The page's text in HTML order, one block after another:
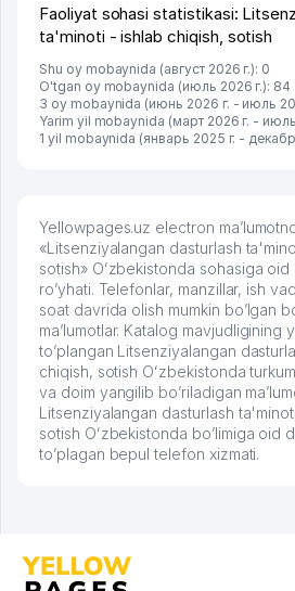
Faoliyat sohasi statistikasi:
ta'minoti - ishlab chiqish, sotish
Shu oy mobaynida (август 2026 г.): 0
O'tgan oy mobaynida (июль 2026 г.): 84
3 oy mobaynida (июнь 2026 г. - июль
Yarim yil mobaynida (март 2026 г. -
1 yil mobaynida (январь 2025 г. -
Yellowpages.uz electron
«Litsenziyalangan dasturlash
sotish» Oʻzbekistonda sohasiga oid
ro’yhati. Telefonlar, manzillar, ish
soat davrida olish mumkin bo’lgan
ma’lumotlar. Katalog mavjudligining
to’plangan Litsenziyalangan
chiqish, sotish Oʻzbekistonda
va doim yangilib bo’riladigan
Litsenziyalangan dasturlash
sotish Oʻzbekistonda bo’limiga oid
to’plagan bepul telefon xizmati.